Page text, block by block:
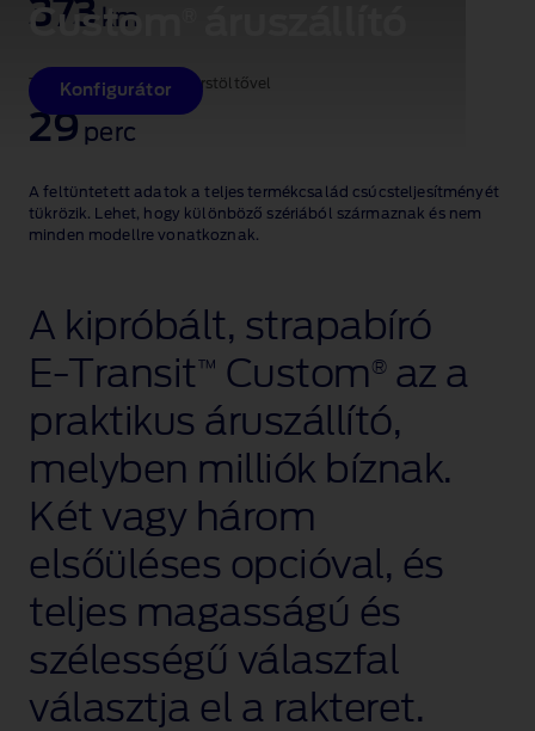
Custom
Konfigurátor
373 km
Töltés 10–80% DC gyorstöltővel
29 perc
A feltüntetett adatok a teljes termékcsalád csúcsteljesítményét
tükrözik. Lehet, hogy különböző szériából származnak és nem
minden modellre vonatkoznak.
A kipróbált, strapabíró
E‑Transit ™ Custom®az a
praktikus áruszállító,
melyben milliók bíznak.
Két vagy három
elsőüléses opcióval, és
teljes magasságú és
szélességű válaszfal
választja el a rakteret.